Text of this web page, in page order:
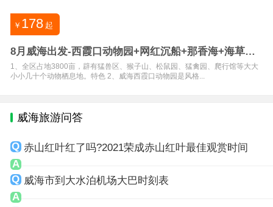
￥ 178 起
8月威海出发-西霞口动物园+网红沉船+那香海+海草房
一日
1、全区占地3800亩，辟有猛兽区、猴子山、松鼠园、猛禽园、爬行馆等大大
小小几十个动物栖息地。特色 2、威海西霞口动物园是风格...
威海旅游问答
赤山红叶红了吗?2021荣成赤山红叶最佳观赏时间
威海市到大水泊机场大巴时刻表